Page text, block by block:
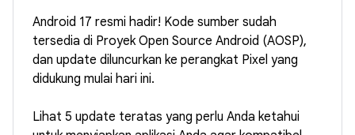
Android 17 resmi hadir! Kode sumber sudah
tersedia di Proyek Open Source Android (AOSP),
dan update diluncurkan ke perangkat Pixel yang
didukung mulai hari ini.
Lihat 5 update teratas yang perlu Anda ketahui